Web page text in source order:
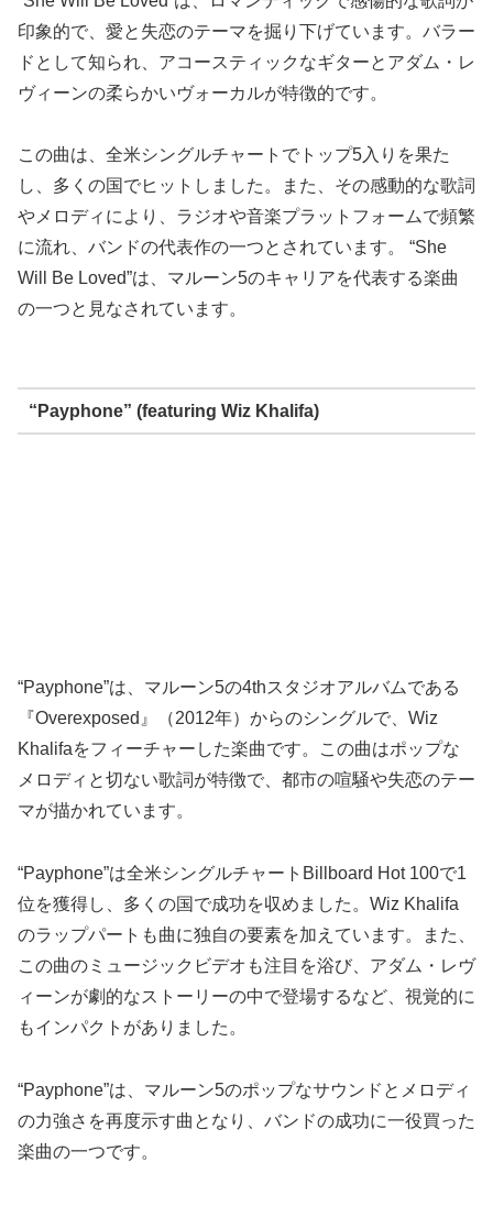
印象的で、愛と失恋のテーマを掘り下げています。バラー
ドとして知られ、アコースティックなギターとアダム・レ
ヴィーンの柔らかいヴォーカルが特徴的です。
この曲は、全米シングルチャートでトップ5入りを果た
し、多くの国でヒットしました。また、その感動的な歌詞
やメロディにより、ラジオや音楽プラットフォームで頻繁
に流れ、バンドの代表作の一つとされています。 “She
Will Be Loved”は、マルーン5のキャリアを代表する楽曲
の一つと見なされています。
“Payphone” (featuring Wiz Khalifa)
“Payphone”は、マルーン5の4thスタジオアルバムである
『Overexposed』（2012年）からのシングルで、Wiz
Khalifaをフィーチャーした楽曲です。この曲はポップな
メロディと切ない歌詞が特徴で、都市の喧騒や失恋のテー
マが描かれています。
“Payphone”は全米シングルチャートBillboard Hot 100で1
位を獲得し、多くの国で成功を収めました。Wiz Khalifa
のラップパートも曲に独自の要素を加えています。また、
この曲のミュージックビデオも注目を浴び、アダム・レヴ
ィーンが劇的なストーリーの中で登場するなど、視覚的に
もインパクトがありました。
“Payphone”は、マルーン5のポップなサウンドとメロディ
の力強さを再度示す曲となり、バンドの成功に一役買った
楽曲の一つです。